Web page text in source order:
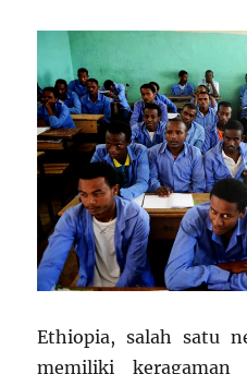
Ethiopia, salah satu
memiliki keragaman